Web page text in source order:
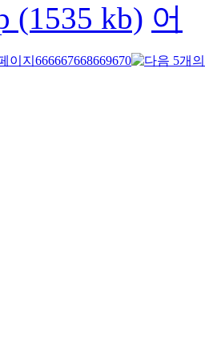
(1535 kb)
666667668669670